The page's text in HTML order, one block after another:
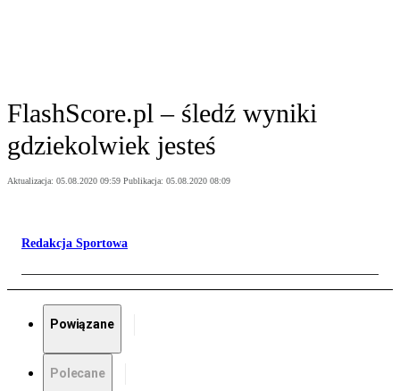
FlashScore.pl – śledź wyniki
gdziekolwiek jesteś
Aktualizacja: 05.08.2020 09:59 Publikacja: 05.08.2020 08:09
Redakcja Sportowa
Powiązane
Polecane